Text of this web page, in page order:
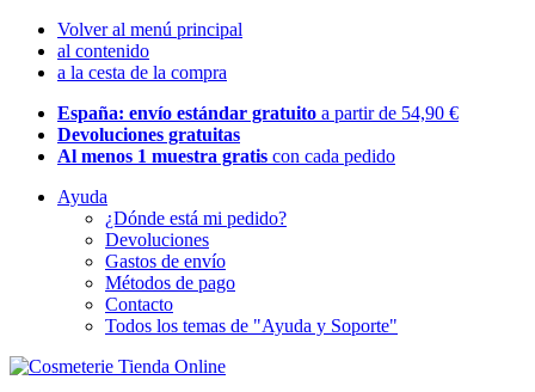
Volver al menú principal
al contenido
a la cesta de la compra
España: envío estándar gratuito a partir de 54,90 €
Devoluciones gratuitas
Al menos 1 muestra gratis con cada pedido
Ayuda
¿Dónde está mi pedido?
Devoluciones
Gastos de envío
Métodos de pago
Contacto
Todos los temas de "Ayuda y Soporte"